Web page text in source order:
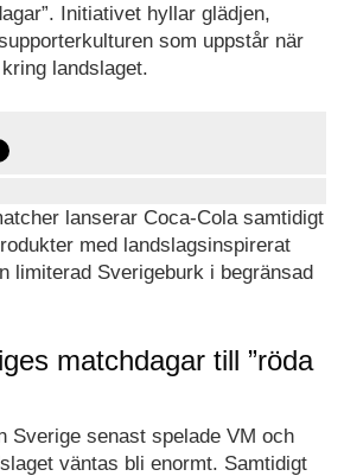
Initiativet hyllar glädjen,
som uppstår när
landslaget.
lanserar Coca-Cola samtidigt
med landslagsinspirerat
limiterad Sverigeburk i begränsad
matchdagar till ”röda
Sverige senast spelade VM och
väntas bli enormt. Samtidigt